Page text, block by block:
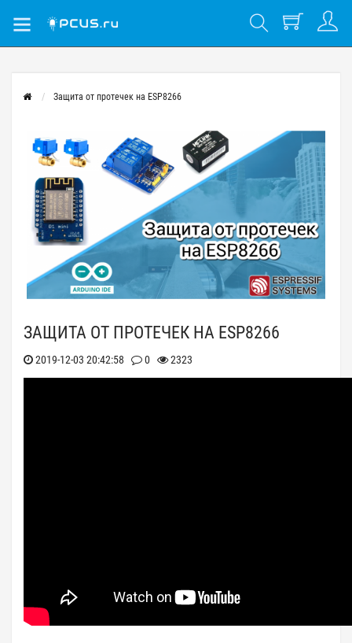
Защита от протечек на ESP8266
ЗАЩИТА ОТ ПРОТЕЧЕК НА ESP8266
2019-12-03 20:42:58 0 2323